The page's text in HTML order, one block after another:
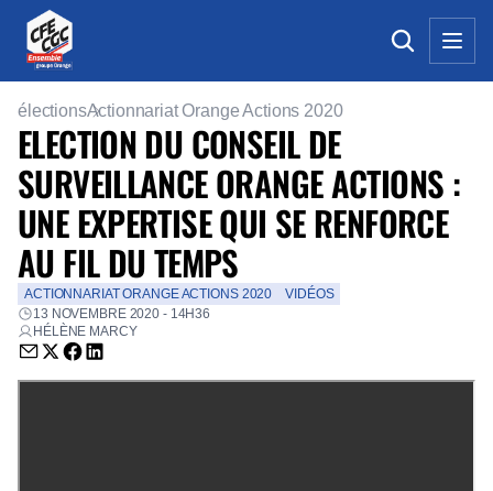
électionsActionnariat Orange Actions 2020
ELECTION DU CONSEIL DE
SURVEILLANCE ORANGE ACTIONS :
UNE EXPERTISE QUI SE RENFORCE
AU FIL DU TEMPS
ACTIONNARIAT ORANGE ACTIONS 2020
VIDÉOS
13 NOVEMBRE 2020 - 14H36
HÉLÈNE MARCY
Envoyer par email (nouvelle fenêtre)
Partager sur Twitter (nouvelle fenêtre)
Partager sur Facebook (nouvelle fenêtre)
Partager sur LinkedIn (nouvelle fenêtre)